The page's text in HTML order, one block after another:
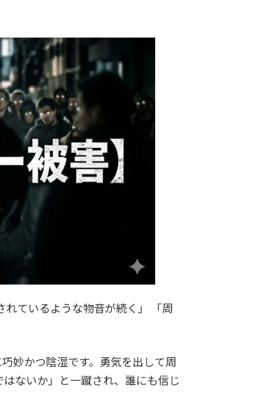
ているような物音が続く」 「周
妙かつ陰湿です。勇気を出して周
ないか」と一蹴され、誰にも信じ